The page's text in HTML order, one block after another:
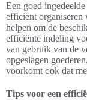
Een goed
efficiënt organiseren
helpen om de
efficiënte indeling
van gebruik van de
opgeslagen
voorkomt ook dat
Tips voor een